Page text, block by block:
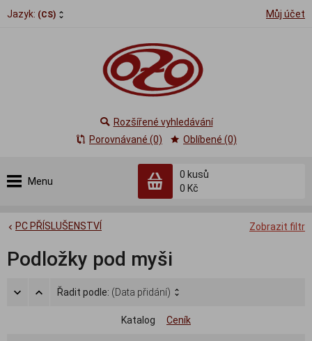
Jazyk: (CS) Můj účet
Menu
0 kusů
0 Kč
Rozšířené vyhledávání
Porovnávané (0)
Oblíbené (0)
Zobrazit filtr
PC PŘÍSLUŠENSTVÍ
Podložky pod myši
Řadit podle: (Data přidání)
Katalog Ceník